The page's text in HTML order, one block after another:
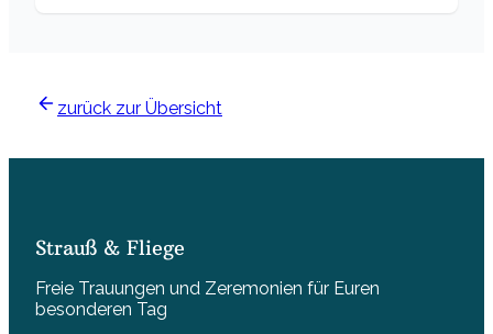
zurück zur Übersicht
Strauß & Fliege
Freie Trauungen und Zeremonien für Euren
besonderen Tag